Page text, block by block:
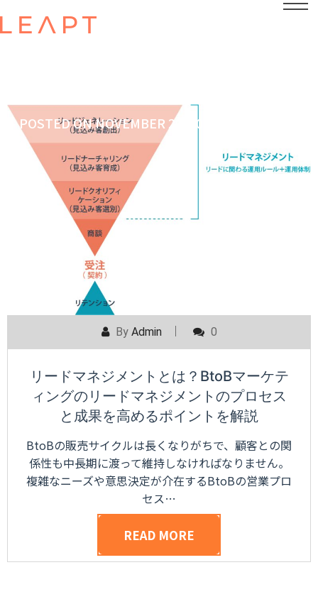
POSTED ONNOVEMBER 29, 2023
By Admin 0
リードマネジメントとは？BtoBマーケテ
ィングのリードマネジメントのプロセス
と成果を高めるポイントを解説
BtoBの販売サイクルは長くなりがちで、顧客との関
係性も中長期に渡って維持しなければなりません。
複雑なニーズや意思決定が介在するBtoBの営業プロ
セス…
READ MORE